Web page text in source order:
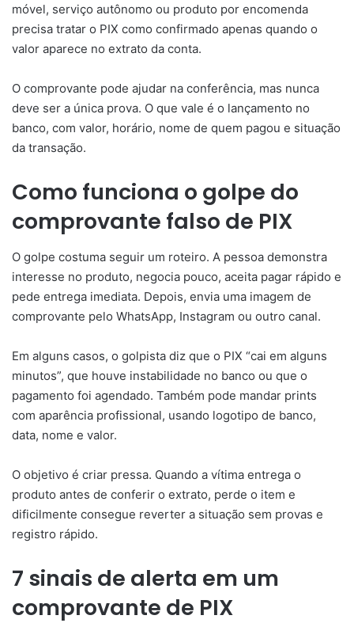
móvel, serviço autônomo ou produto por encomenda
precisa tratar o PIX como confirmado apenas quando o
valor aparece no extrato da conta.
O comprovante pode ajudar na conferência, mas nunca
deve ser a única prova. O que vale é o lançamento no
banco, com valor, horário, nome de quem pagou e situação
da transação.
Como funciona o golpe do
comprovante falso de PIX
O golpe costuma seguir um roteiro. A pessoa demonstra
interesse no produto, negocia pouco, aceita pagar rápido e
pede entrega imediata. Depois, envia uma imagem de
comprovante pelo WhatsApp, Instagram ou outro canal.
Em alguns casos, o golpista diz que o PIX “cai em alguns
minutos”, que houve instabilidade no banco ou que o
pagamento foi agendado. Também pode mandar prints
com aparência profissional, usando logotipo de banco,
data, nome e valor.
O objetivo é criar pressa. Quando a vítima entrega o
produto antes de conferir o extrato, perde o item e
dificilmente consegue reverter a situação sem provas e
registro rápido.
7 sinais de alerta em um
comprovante de PIX